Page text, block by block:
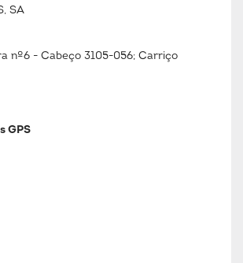
SA
nº6 - Cabeço 3105-056; Carriço
GPS